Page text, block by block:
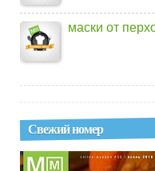
маски от
Свежий номер